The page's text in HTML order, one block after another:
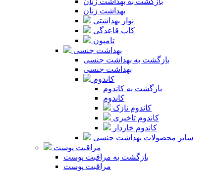
بهداشت زنان
نوار بهداشتی
کاپ قاعدگی
تامپون
بهداشت جنسی
بازگشت به بهداشت جنسی
بهداشت جنسی
کاندوم
بازگشت به کاندوم
کاندوم
کاندوم نازک
کاندوم تاخیری
کاندوم خاردار
سایر محصولات بهداشت جنسی
مراقبت پوست
بازگشت به مراقبت پوست
مراقبت پوست